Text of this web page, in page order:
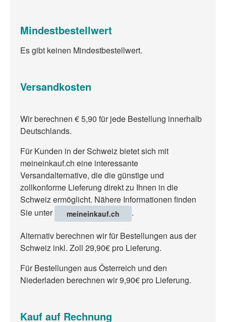
Mindestbestellwert
Es gibt keinen Mindestbestellwert.
Versandkosten
Wir berechnen € 5,90 für jede Bestellung innerhalb
Deutschlands.
Für Kunden in der Schweiz bietet sich mit
meineinkauf.ch eine interessante
Versandalternative, die die günstige und
zollkonforme Lieferung direkt zu Ihnen in die
Schweiz ermöglicht. Nähere Informationen finden
Sie unter
meineinkauf.ch
.
Alternativ berechnen wir für Bestellungen aus der
Schweiz inkl. Zoll 29,90€ pro Lieferung.
Für Bestellungen aus Österreich und den
Niederladen berechnen wir 9,90€ pro Lieferung.
Kauf auf Rechnung